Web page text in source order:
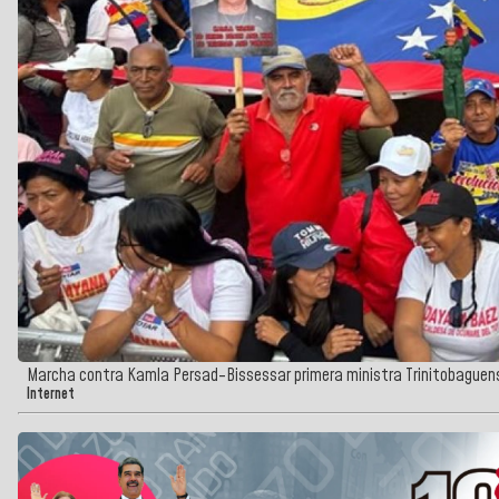
Marcha contra Kamla Persad-Bissessar primera ministra
Internet